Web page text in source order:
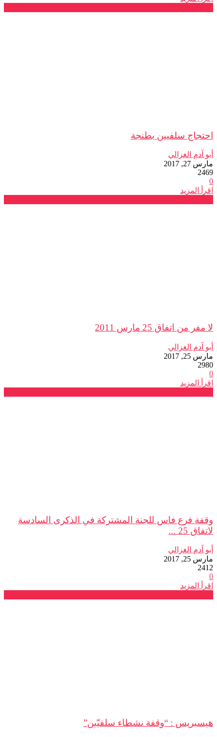
احتجاج سلفيين بطنجة
أبو آدم الغزالي
مارس 27, 2017
2469
0
اقرأ المزيد
لا مفر من اتفاق 25 مارس 2011
أبو آدم الغزالي
مارس 25, 2017
2980
0
اقرأ المزيد
وقفة فرع فاس للجنة المشتركة في الذكرى السادسة
لاتفاق 25 ...
أبو آدم الغزالي
مارس 25, 2017
2412
0
اقرأ المزيد
هيسبريس : “وقفة نشطاء سلفيّين”